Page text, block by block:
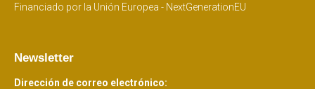
Financiado por la Unión Europea - NextGenerationEU
Newsletter
Dirección de correo electrónico: